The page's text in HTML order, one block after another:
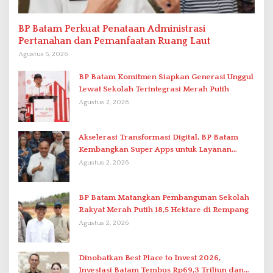
BP Batam Perkuat Penataan Administrasi
Pertanahan dan Pemanfaatan Ruang Laut
Agustus 5, 2026
BP Batam Komitmen Siapkan Generasi Unggul
Lewat Sekolah Terintegrasi Merah Putih
Agustus 2, 2026
Akselerasi Transformasi Digital, BP Batam
Kembangkan Super Apps untuk Layanan
Terpadu
Agustus 2, 2026
BP Batam Matangkan Pembangunan Sekolah
Rakyat Merah Putih 18,5 Hektare di Rempang
Agustus 2, 2026
Dinobatkan Best Place to Invest 2026,
Investasi Batam Tembus Rp69,3 Triliun dan